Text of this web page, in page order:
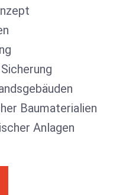
Baumaterialien
Anlagen